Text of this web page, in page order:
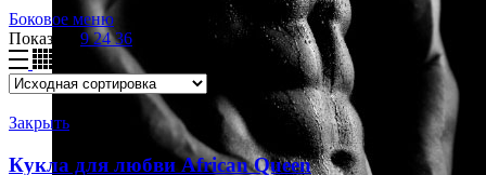
Боковое меню
Показать 92436
Закрыть
Кукла для любви African Queen